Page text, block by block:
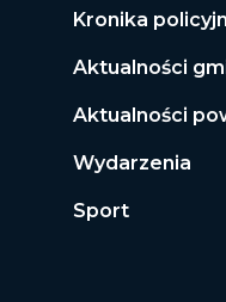
Kronika
Aktualności
Aktualności
Wydarzenia
Sport